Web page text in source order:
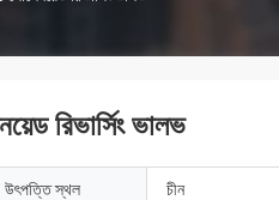
রিভার্সিং ভালভ
উৎপত্তি স্থল চীন